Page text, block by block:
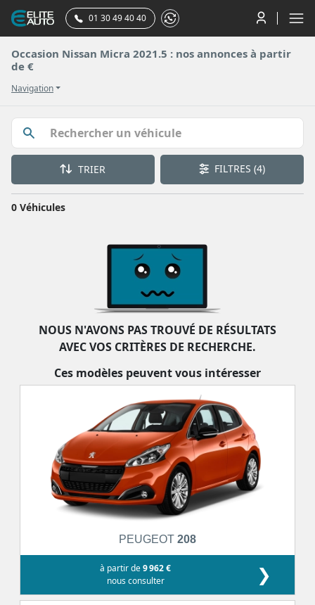
01 30 49 40 40
Occasion Nissan Micra 2021.5 : nos annonces à partir
de €
Navigation
TRIER FILTRES(4)
0 Véhicules
NOUS N'AVONS PAS TROUVÉ DE RÉSULTATS
AVEC VOS CRITÈRES DE RECHERCHE.
Ces modèles peuvent vous intéresser
PEUGEOT 208
à partir de9 962 €
nous consulter
❯